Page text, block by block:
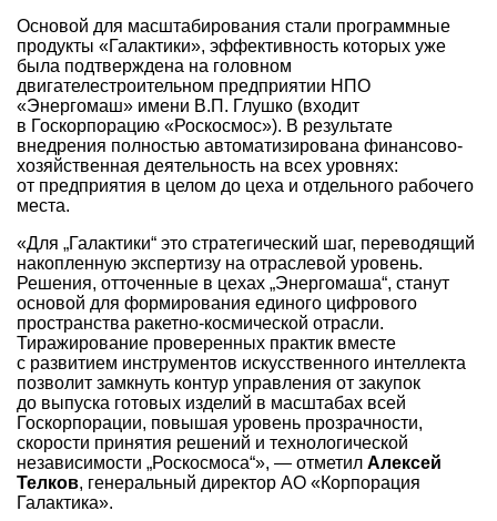
Основой для масштабирования стали программные
продукты «Галактики», эффективность которых уже
была подтверждена на головном
двигателестроительном предприятии НПО
«Энергомаш» имени В.П. Глушко (входит
в Госкорпорацию «Роскосмос»). В результате
внедрения полностью автоматизирована финансово-
хозяйственная деятельность на всех уровнях:
от предприятия в целом до цеха и отдельного рабочего
места.
«Для „Галактики“ это стратегический шаг, переводящий
накопленную экспертизу на отраслевой уровень.
Решения, отточенные в цехах „Энергомаша“, станут
основой для формирования единого цифрового
пространства ракетно-космической отрасли.
Тиражирование проверенных практик вместе
с развитием инструментов искусственного интеллекта
позволит замкнуть контур управления от закупок
до выпуска готовых изделий в масштабах всей
Госкорпорации, повышая уровень прозрачности,
скорости принятия решений и технологической
независимости „Роскосмоса“», — отметил Алексей
Телков, генеральный директор АО «Корпорация
Галактика».